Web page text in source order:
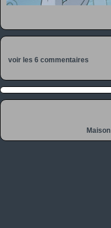
voir les 6 commentaires
Maison